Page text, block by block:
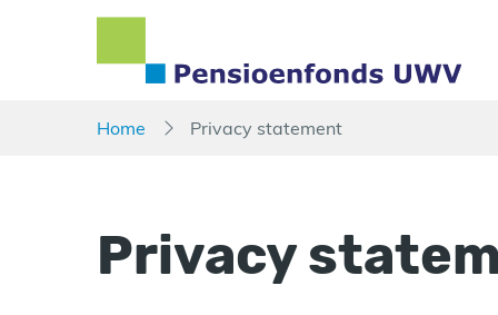
Home
Privacy statement
Privacy